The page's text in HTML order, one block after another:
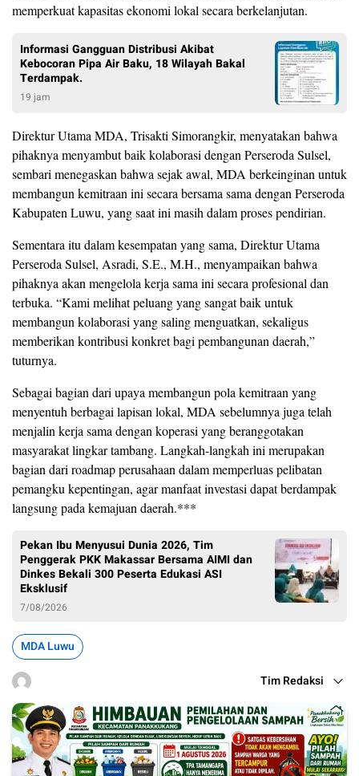
memperkuat kapasitas ekonomi lokal secara berkelanjutan.
Informasi Gangguan Distribusi Akibat
Kebocoran Pipa Air Baku, 18 Wilayah Bakal
Terdampak.
19 jam
Direktur Utama MDA, Trisakti Simorangkir, menyatakan bahwa
pihaknya menyambut baik kolaborasi dengan Perseroda Sulsel,
sembari menegaskan bahwa sejak awal, MDA berkeinginan untuk
membangun kemitraan ini secara bersama sama dengan Perseroda
Kabupaten Luwu, yang saat ini masih dalam proses pendirian.
Sementara itu dalam kesempatan yang sama, Direktur Utama
Perseroda Sulsel, Asradi, S.E., M.H., menyampaikan bahwa
pihaknya akan mengelola kerja sama ini secara profesional dan
terbuka. “Kami melihat peluang yang sangat baik untuk
membangun kolaborasi yang saling menguatkan, sekaligus
memberikan kontribusi konkret bagi pembangunan daerah,”
tuturnya.
Sebagai bagian dari upaya membangun pola kemitraan yang
menyentuh berbagai lapisan lokal, MDA sebelumnya juga telah
menjalin kerja sama dengan koperasi yang beranggotakan
masyarakat lingkar tambang. Langkah-langkah ini merupakan
bagian dari roadmap perusahaan dalam memperluas pelibatan
pemangku kepentingan, agar manfaat investasi dapat berdampak
langsung pada kemajuan daerah.***
Pekan Ibu Menyusui Dunia 2026, Tim
Penggerak PKK Makassar Bersama AIMI dan
Dinkes Bekali 300 Peserta Edukasi ASI
Eksklusif
7/08/2026
MDA Luwu
Tim Redaksi